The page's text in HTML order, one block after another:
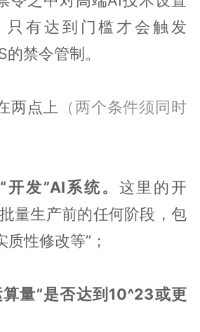
只有达到门槛才会触发
禁令管制。
两点上
（两个条件须同时
开发”AI系统。 这里的开
量生产前的任何阶段，包
性修改等”；
算量”是否达到10^23或更